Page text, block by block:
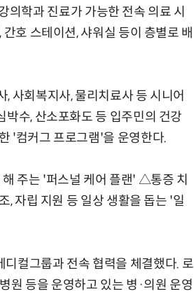
학과 진료가 가능한 전속 의료 시
호 스테이션, 샤워실 등이 층별로 배
사회복지사, 물리치료사 등 시니어
수, 산소포화도 등 입주민의 건강
'컴커그 프로그램'을 운영한다.
주는 '퍼스널 케어 플랜' △통증 치
자립 지원 등 일상 생활을 돕는 '일
컬그룹과 전속 협력을 체결했다. 로
원 등을 운영하고 있는 병·의원 운영